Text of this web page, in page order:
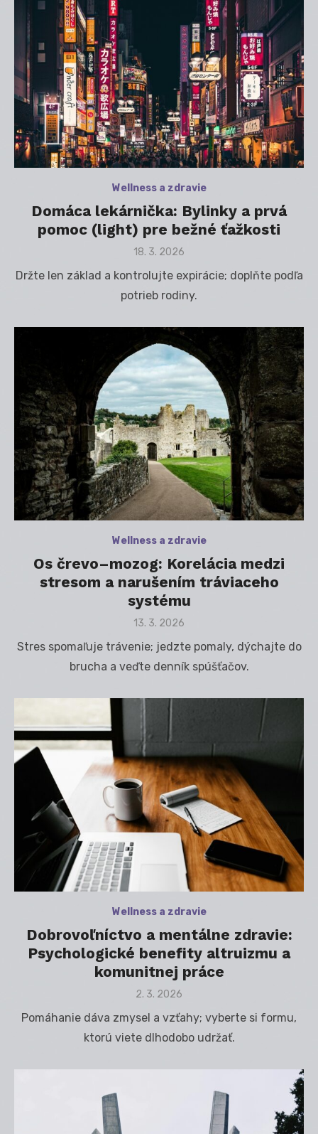
Wellness a zdravie
Domáca lekárnička: Bylinky a prvá
pomoc (light) pre bežné ťažkosti
Posted
18. 3. 2026
Držte len základ a kontrolujte expirácie; doplňte podľa
potrieb rodiny.
Wellness a zdravie
Os črevo–mozog: Korelácia medzi
stresom a narušením tráviaceho
systému
Posted
13. 3. 2026
Stres spomaľuje trávenie; jedzte pomaly, dýchajte do
brucha a veďte denník spúšťačov.
Wellness a zdravie
Dobrovoľníctvo a mentálne zdravie:
Psychologické benefity altruizmu a
komunitnej práce
Posted
2. 3. 2026
Pomáhanie dáva zmysel a vzťahy; vyberte si formu,
ktorú viete dlhodobo udržať.